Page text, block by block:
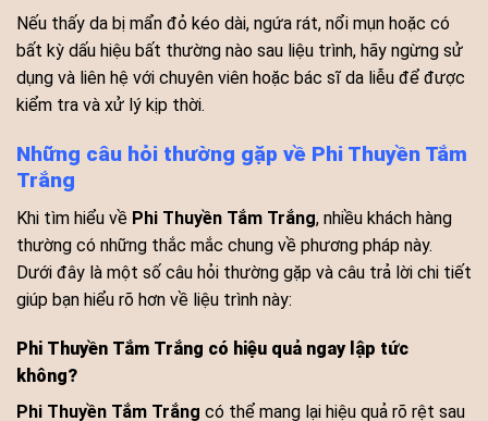
Nếu thấy da bị mẩn đỏ kéo dài, ngứa rát, nổi mụn hoặc có
bất kỳ dấu hiệu bất thường nào sau liệu trình, hãy ngừng sử
dụng và liên hệ với chuyên viên hoặc bác sĩ da liễu để được
kiểm tra và xử lý kịp thời.
Những câu hỏi thường gặp về Phi Thuyền Tắm
Trắng
Khi tìm hiểu về Phi Thuyền Tắm Trắng, nhiều khách hàng
thường có những thắc mắc chung về phương pháp này.
Dưới đây là một số câu hỏi thường gặp và câu trả lời chi tiết
giúp bạn hiểu rõ hơn về liệu trình này:
Phi Thuyền Tắm Trắng có hiệu quả ngay lập tức
không?
Phi Thuyền Tắm Trắng có thể mang lại hiệu quả rõ rệt sau